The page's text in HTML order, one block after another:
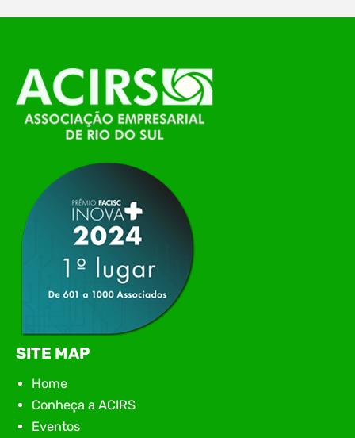
O Polo ACATE-ACIRS, por meio do NIAVI – Núcleo
de Tecnologia da Informação do Alto Vale do
Itajaí, realizou, no dia 21 de julho, o evento
Conexão Tech NIAVI, reunindo empresas de
tecnologia da região para uma noite de
apresentação de novas iniciativas para o setor. O
encontro aconteceu em Rio…
SITE MAP
Home
Conheça a ACIRS
Eventos